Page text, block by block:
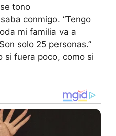
tono
conmigo. “Tengo
mi familia va a
solo 25 personas.”
si fuera poco, como si